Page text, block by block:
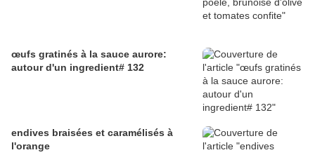
œufs gratinés à la sauce aurore:
autour d'un ingredient# 132
endives braisées et caramélisés à
l'orange